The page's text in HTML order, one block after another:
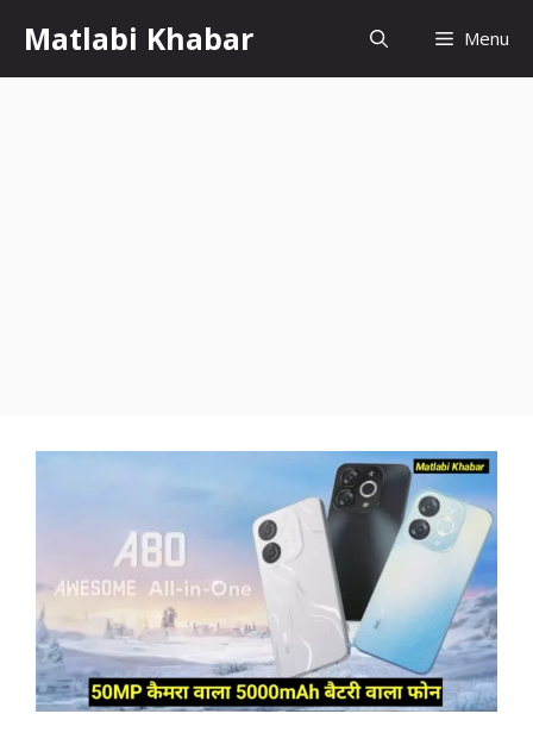
content
Matlabi Khabar Menu